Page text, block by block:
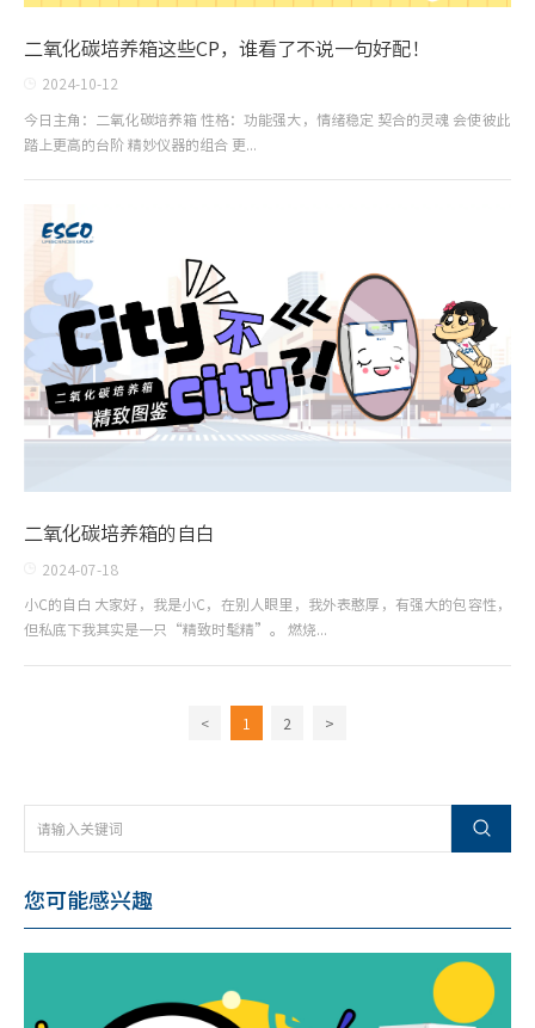
二氧化碳培养箱这些CP，谁看了不说一句好配！
2024-10-12
今日主角：二氧化碳培养箱 性格：功能强大，情绪稳定 契合的灵魂 会使彼此
踏上更高的台阶 精妙仪器的组合 更...
二氧化碳培养箱的自白
2024-07-18
小C的自白 大家好，我是小C，在别人眼里，我外表憨厚，有强大的包容性，
但私底下我其实是一只“精致时髦精”。 燃烧...
< 1 2 >
您可能感兴趣